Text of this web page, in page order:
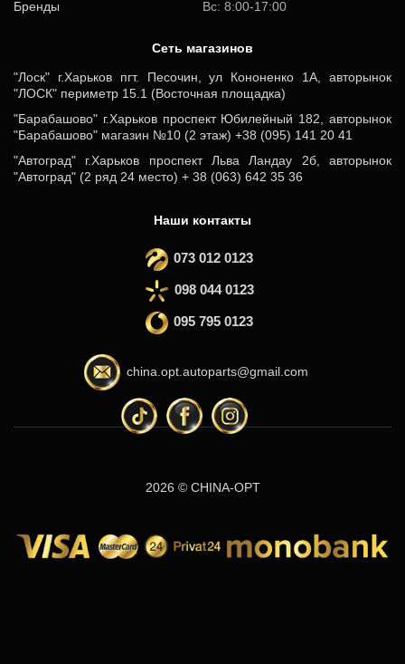
Бренды
Вс: 8:00-17:00
Cеть магазинов
"Лоск" г.Харьков пгт. Песочин, ул Кононенко 1А, авторынок
"ЛОСК" периметр 15.1 (Восточная площадка)
"Барабашово" г.Харьков проспект Юбилейный 182, авторынок
"Барабашово" магазин №10 (2 этаж) +38 (095) 141 20 41
"Автоград" г.Харьков проспект Льва Ландау 2б, авторынок
"Автоград" (2 ряд 24 место) + 38 (063) 642 35 36
Наши контакты
073 012 0123
098 044 0123
095 795 0123
china.opt.autoparts@gmail.com
2026 © CHINA-OPT